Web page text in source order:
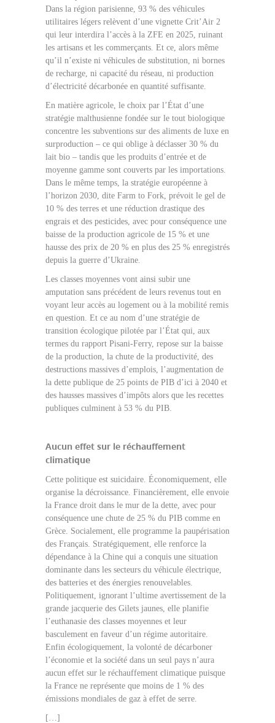
Dans la région parisienne, 93 % des véhicules
utilitaires légers relèvent d’une vignette Crit’Air 2
qui leur interdira l’accès à la ZFE en 2025, ruinant
les artisans et les commerçants. Et ce, alors même
qu’il n’existe ni véhicules de substitution, ni bornes
de recharge, ni capacité du réseau, ni production
d’électricité décarbonée en quantité suffisante.
En matière agricole, le choix par l’État d’une
stratégie malthusienne fondée sur le tout biologique
concentre les subventions sur des aliments de luxe en
surproduction – ce qui oblige à déclasser 30 % du
lait bio – tandis que les produits d’entrée et de
moyenne gamme sont couverts par les importations.
Dans le même temps, la stratégie européenne à
l’horizon 2030, dite Farm to Fork, prévoit le gel de
10 % des terres et une réduction drastique des
engrais et des pesticides, avec pour conséquence une
baisse de la production agricole de 15 % et une
hausse des prix de 20 % en plus des 25 % enregistrés
depuis la guerre d’Ukraine.
Les classes moyennes vont ainsi subir une
amputation sans précédent de leurs revenus tout en
voyant leur accès au logement ou à la mobilité remis
en question. Et ce au nom d’une stratégie de
transition écologique pilotée par l’État qui, aux
termes du rapport Pisani-Ferry, repose sur la baisse
de la production, la chute de la productivité, des
destructions massives d’emplois, l’augmentation de
la dette publique de 25 points de PIB d’ici à 2040 et
des hausses massives d’impôts alors que les recettes
publiques culminent à 53 % du PIB.
Aucun effet sur le réchauffement
climatique
Cette politique est suicidaire. Économiquement, elle
organise la décroissance. Financièrement, elle envoie
la France droit dans le mur de la dette, avec pour
conséquence une chute de 25 % du PIB comme en
Grèce. Socialement, elle programme la paupérisation
des Français. Stratégiquement, elle renforce la
dépendance à la Chine qui a conquis une situation
dominante dans les secteurs du véhicule électrique,
des batteries et des énergies renouvelables.
Politiquement, ignorant l’ultime avertissement de la
grande jacquerie des Gilets jaunes, elle planifie
l’euthanasie des classes moyennes et leur
basculement en faveur d’un régime autoritaire.
Enfin écologiquement, la volonté de décarboner
l’économie et la société dans un seul pays n’aura
aucun effet sur le réchauffement climatique puisque
la France ne représente que moins de 1 % des
émissions mondiales de gaz à effet de serre.
[…]